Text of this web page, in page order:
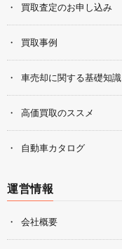
買取査定のお申し込み
買取事例
車売却に関する基礎知識
高価買取のススメ
自動車カタログ
運営情報
会社概要